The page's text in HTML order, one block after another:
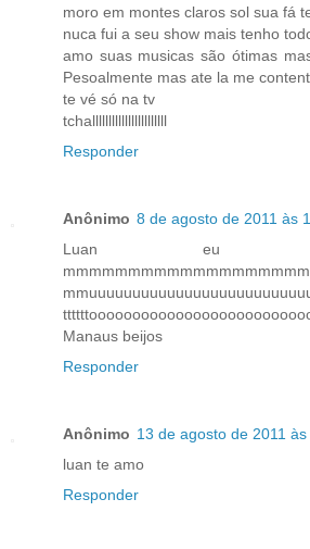
moro em montes claros sol sua fá
nuca fui a seu show mais tenho
amo suas musicas são ótimas
Pesoalmente mas ate la me
te vé só na tv
tchalllllllllllllllllllllll
Responder
Anônimo 8 de agosto de 2011 às
Luan eu
Manaus beijos
Responder
Anônimo 13 de agosto de 2011
luan te amo
Responder